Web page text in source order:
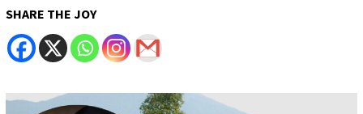
SHARE THE JOY